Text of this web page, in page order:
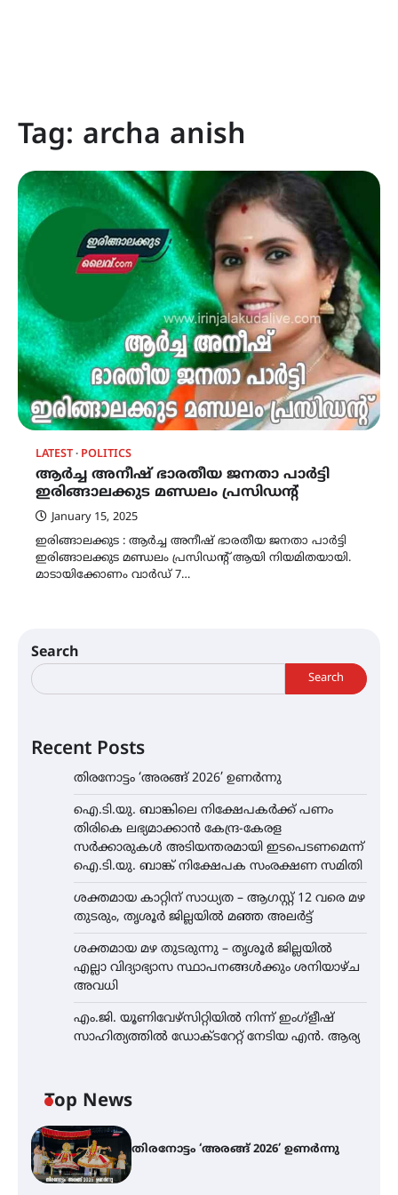
Tag: archa anish
LATEST POLITICS
ആർച്ച അനീഷ് ഭാരതീയ ജനതാ പാർട്ടി
ഇരിങ്ങാലക്കുട മണ്ഡലം പ്രസിഡന്റ്
January 15, 2025
ഇരിങ്ങാലക്കുട : ആർച്ച അനീഷ് ഭാരതീയ ജനതാ പാർട്ടി
ഇരിങ്ങാലക്കുട മണ്ഡലം പ്രസിഡന്റ് ആയി നിയമിതയായി.
മാടായിക്കോണം വാർഡ് 7…
Search
Search
Recent Posts
തിരനോട്ടം ‘അരങ്ങ് 2026’ ഉണർന്നു
ഐ.ടി.യു. ബാങ്കിലെ നിക്ഷേപകർക്ക് പണം
തിരികെ ലഭ്യമാക്കാൻ കേന്ദ്ര-കേരള
സർക്കാരുകൾ അടിയന്തരമായി ഇടപെടണമെന്ന്
ഐ.ടി.യു. ബാങ്ക് നിക്ഷേപക സംരക്ഷണ സമിതി
ശക്തമായ കാറ്റിന് സാധ്യത – ആഗസ്റ്റ് 12 വരെ മഴ
തുടരും, തൃശൂർ ജില്ലയിൽ മഞ്ഞ അലർട്ട്
ശക്തമായ മഴ തുടരുന്നു – തൃശൂർ ജില്ലയിൽ
എല്ലാ വിദ്യാഭ്യാസ സ്ഥാപനങ്ങൾക്കും ശനിയാഴ്ച
അവധി
എം.ജി. യൂണിവേഴ്‌സിറ്റിയിൽ നിന്ന് ഇംഗ്ളീഷ്
സാഹിത്യത്തിൽ ഡോക്ടറേറ്റ് നേടിയ എൻ. ആര്യ
Top News
തിരനോട്ടം ‘അരങ്ങ് 2026’ ഉണർന്നു